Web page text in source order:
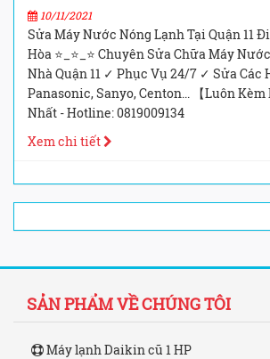
10/11/2021
Sửa Máy Nước Nóng Lạnh Tại Quận 11
Hòa ⭐_⭐_⭐ Chuyên Sửa Chữa Máy
Nhà Quận 11 ✓ Phục Vụ 24/7 ✓ Sửa Các
Panasonic, Sanyo, Centon... 【Luôn Kèm
Nhất - Hotline: 0819009134
Xem chi tiết
SẢN PHẨM VỀ CHÚNG TÔI
Máy lạnh Daikin cũ 1 HP